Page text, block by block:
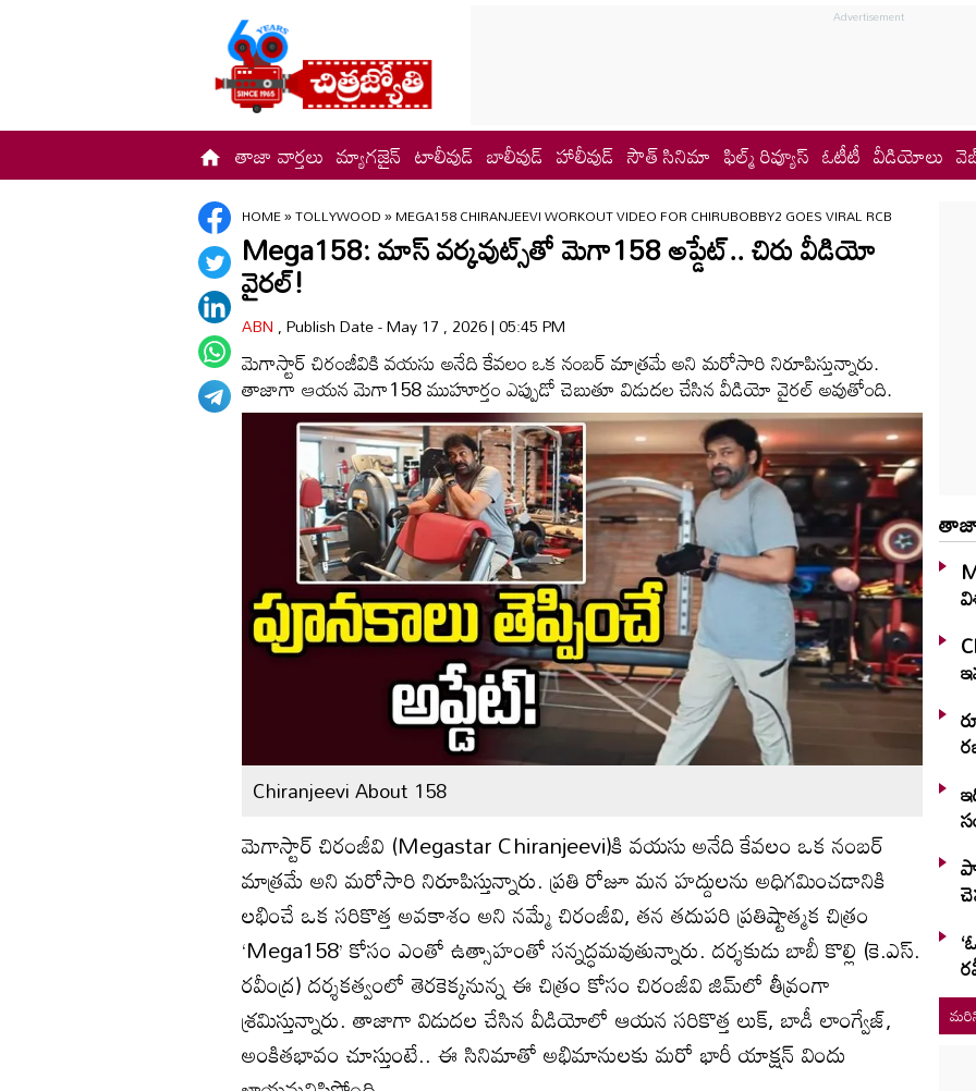
తాజా వార్తలు మ్యాగజైన్ టాలీవుడ్ బాలీవుడ్ హాలీవుడ్ సౌత్ సినిమా ఫిల్మ్ రివ్యూస్ ఓటీటీ వీడియోలు
HOME»TOLLYWOOD»MEGA158 CHIRANJEEVI WORKOUT VIDEO FOR CHIRUBOBBY2 GOES VIRAL RCB
Mega158: మాస్ వర్కవుట్స్‌తో మెగా158 అప్డేట్.. చిరు వీడియో
వైరల్!
ABN, Publish Date - May 17 , 2026 | 05:45 PM
మెగాస్టార్ చిరంజీవికి వయసు అనేది కేవలం ఒక నంబర్ మాత్రమే అని మరోసారి నిరూపిస్తున్నారు.
తాజాగా ఆయన మెగా158 ముహూర్తం ఎప్పుడో చెబుతూ విడుదల చేసిన వీడియో వైరల్ అవుతోంది.
Chiranjeevi About 158
మెగాస్టార్ చిరంజీవి (Megastar Chiranjeevi)‌కి వయసు అనేది కేవలం ఒక నంబర్
మాత్రమే అని మరోసారి నిరూపిస్తున్నారు. ప్రతి రోజూ మన హద్దులను అధిగమించడానికి
లభించే ఒక సరికొత్త అవకాశం అని నమ్మే చిరంజీవి, తన తదుపరి ప్రతిష్టాత్మక చిత్రం
‘Mega158’ కోసం ఎంతో ఉత్సాహంతో సన్నద్ధమవుతున్నారు. దర్శకుడు బాబీ కొల్లి (కె.ఎస్.
రవీంద్ర) దర్శకత్వంలో తెరకెక్కనున్న ఈ చిత్రం కోసం చిరంజీవి జిమ్‌లో తీవ్రంగా
శ్రమిస్తున్నారు. తాజాగా విడుదల చేసిన వీడియోలో ఆయన సరికొత్త లుక్, బాడీ లాంగ్వేజ్,
అంకితభావం చూస్తుంటే.. ఈ సినిమాతో అభిమానులకు మరో భారీ యాక్షన్ విందు
తాజా